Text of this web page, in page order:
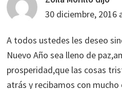
30 diciembre, 2016
A todos ustedes les deseo
Nuevo Año sea lleno de
prosperidad,que las cosas
atrás y recibamos con